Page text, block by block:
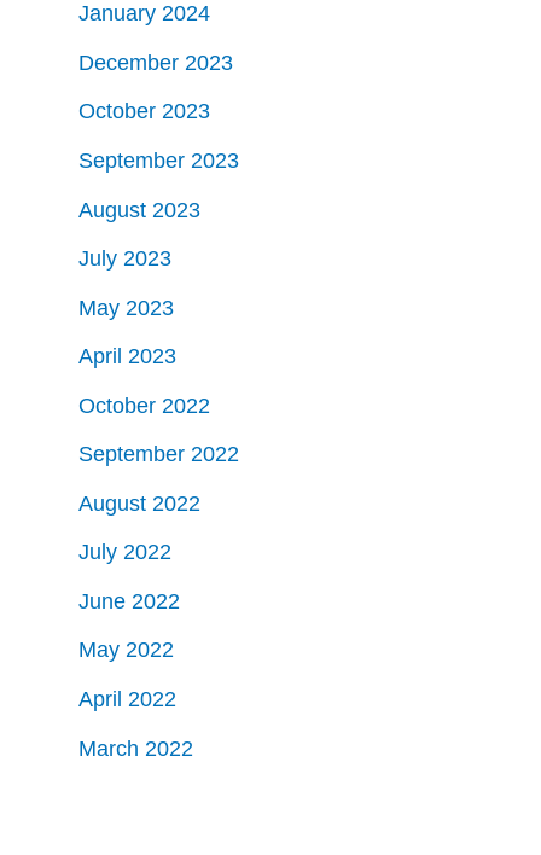
January 2024
December 2023
October 2023
September 2023
August 2023
July 2023
May 2023
April 2023
October 2022
September 2022
August 2022
July 2022
June 2022
May 2022
April 2022
March 2022